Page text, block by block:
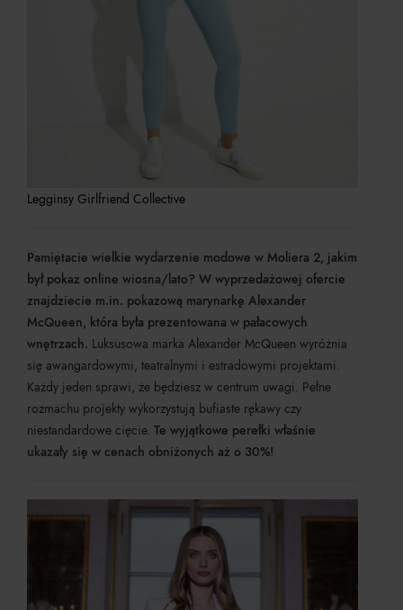
Legginsy Girlfriend Collective
Pamiętacie wielkie wydarzenie modowe w Moliera 2, jakim
był pokaz online wiosna/lato? W wyprzedażowej ofercie
znajdziecie m.in. pokazową marynarkę Alexander
McQueen, która była prezentowana w pałacowych
wnętrzach. Luksusowa marka Alexander McQueen wyróżnia
się awangardowymi, teatralnymi i estradowymi projektami.
Każdy jeden sprawi, że będziesz w centrum uwagi. Pełne
rozmachu projekty wykorzystują bufiaste rękawy czy
niestandardowe cięcie. Te wyjątkowe perełki właśnie
ukazały się w cenach obniżonych aż o 30%!